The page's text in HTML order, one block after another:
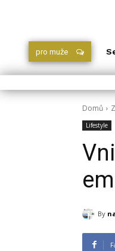
pro muže
Domů
Lifestyle
By